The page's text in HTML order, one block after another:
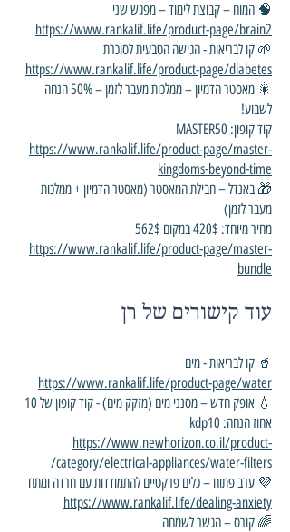
🧠 המוח – קבוצת לימוד – מפגש שני
https://www.rankalif.life/product-page/brain2
🌱 קו לבריאות - הגישה הטבעית לסוכרת
https://www.rankalif.life/product-page/diabetes
🎇 מאסטר הדמיון – ממלכות מעבר לזמן – 50% הנחה
לשבוע!
קוד קופון: MASTER50
https://www.rankalif.life/product-page/master-
kingdoms-beyond-time
🎁 באנדל – חבילת המאסטר (מאסטר הדמיון + ממלכות
מעבר לזמן)
מחיר מיוחד: 420$ במקום 562$
https://www.rankalif.life/product-page/master-
bundle
עוד קישורים של רן
🥤 קו לבריאות - מים
https://www.rankalif.life/product-page/water
💧 אופק חדש – מסנני מים (מזקק מים) - קוד קופון של 10
אחוז הנחה: kdp10
https://www.newhorizon.co.il/product-
category/electrical-appliances/water-filters/
💜 ערב פתוח – כלים פרקטיים להתמודדות עם חרדה ומתח
https://www.rankalif.life/dealing-anxiety
🌈 קורס – הגשר לשמחה